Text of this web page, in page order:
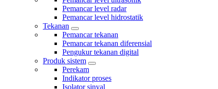
Pemancar level radar
Pemancar level hidrostatik
Tekanan
Pemancar tekanan
Pemancar tekanan diferensial
Pengukur tekanan digital
Produk sistem
Perekam
Indikator proses
Isolator sinyal